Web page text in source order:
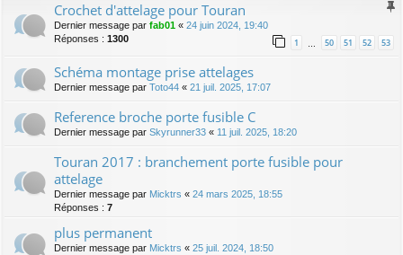
Crochet d'attelage pour Touran
Dernier message par fab01 « 24 juin 2024, 19:40
Réponses : 1300 1 … 50 51 52 53
Schéma montage prise attelages
Dernier message par Toto44 « 21 juil. 2025, 17:07
Reference broche porte fusible C
Dernier message par Skyrunner33 « 11 juil. 2025, 18:20
Touran 2017 : branchement porte fusible pour
attelage
Dernier message par Micktrs « 24 mars 2025, 18:55
Réponses : 7
plus permanent
Dernier message par Micktrs « 25 juil. 2024, 18:50